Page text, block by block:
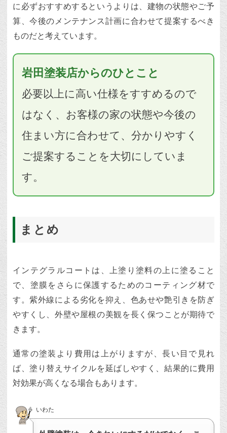
に必ずおすすめするというよりは、建物の状態やご予
算、今後のメンテナンス計画に合わせて提案するべき
ものだと考えています。
岩田塗装店からのひとこと
必要以上に高い仕様をすすめるので
はなく、お客様の家の状態や今後の
住まい方に合わせて、分かりやすく
ご提案することを大切にしていま
す。
まとめ
インテグラルコートは、上塗り塗料の上に塗ること
で、塗膜をさらに保護するためのコーティング材で
す。紫外線による劣化を抑え、色あせや艶引きを防ぎ
やすくし、外壁や屋根の美観を長く保つことが期待で
きます。
通常の塗装より費用は上がりますが、長い目で見れ
ば、塗り替えサイクルを延ばしやすく、結果的に費用
対効果が高くなる場合もあります。
いわた